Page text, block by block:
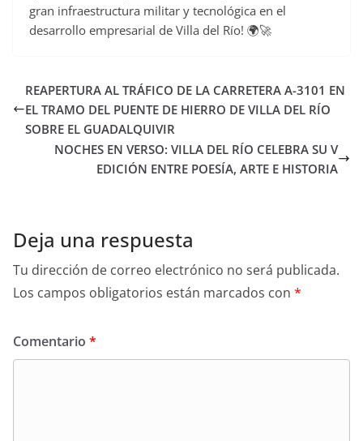
gran infraestructura militar y tecnológica en el
desarrollo empresarial de Villa del Río! 🌍🚀
REAPERTURA AL TRÁFICO DE LA CARRETERA A-3101 EN
EL TRAMO DEL PUENTE DE HIERRO DE VILLA DEL RÍO
SOBRE EL GUADALQUIVIR
NOCHES EN VERSO: VILLA DEL RÍO CELEBRA SU V
EDICIÓN ENTRE POESÍA, ARTE E HISTORIA
Deja una respuesta
Tu dirección de correo electrónico no será publicada.
Los campos obligatorios están marcados con *
Comentario *